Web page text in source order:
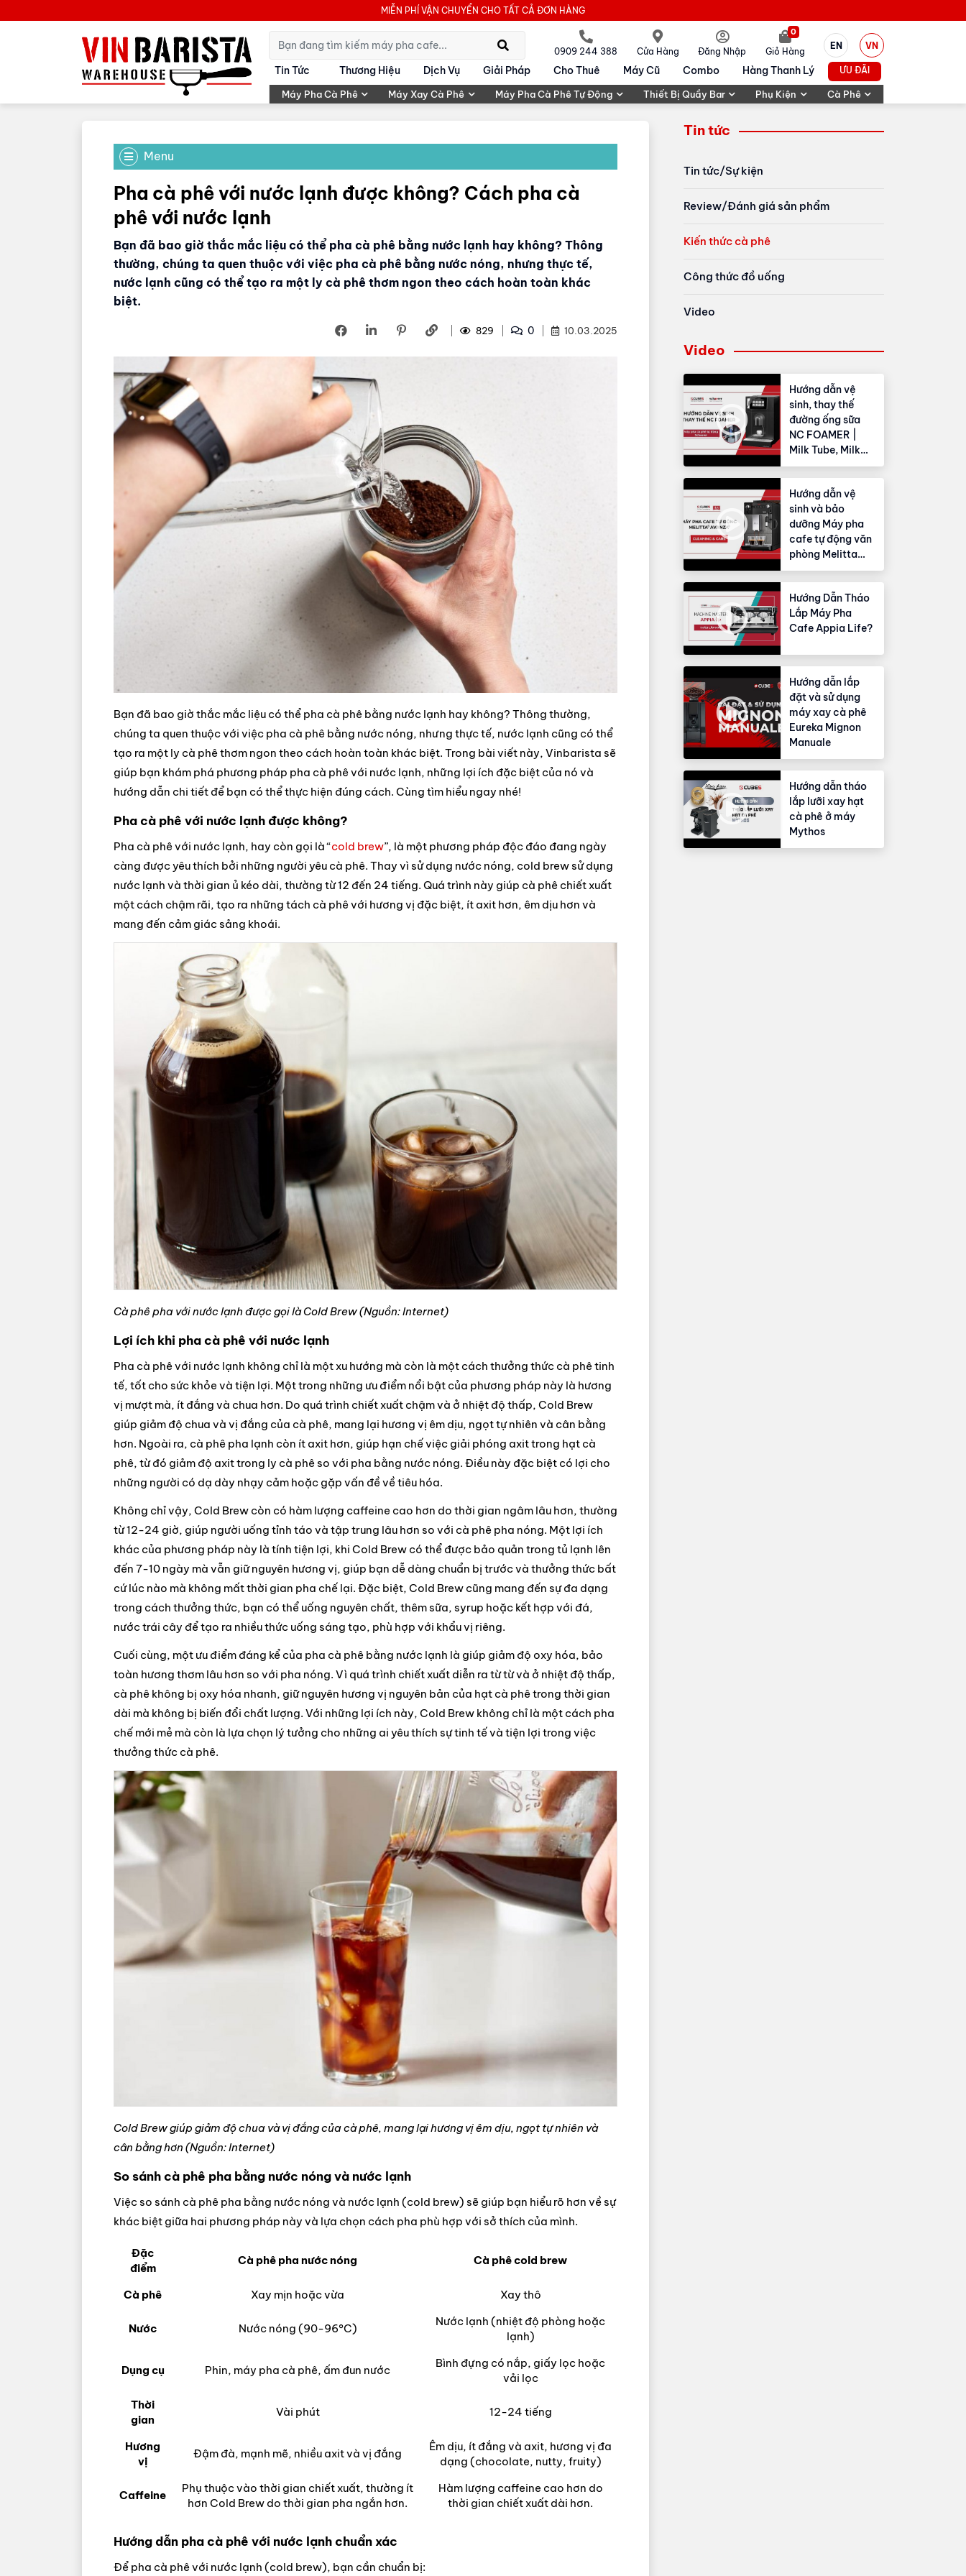
MIỄN PHÍ VẬN CHUYỂN CHO TẤT CẢ ĐƠN HÀNG
0909 244 388 Cửa Hàng Đăng Nhập Giỏ Hàng
0
EN VN
Tin Tức Thương Hiệu Dịch Vụ Giải Pháp Cho Thuê Máy Cũ Combo Hàng Thanh Lý ƯU ĐÃI
Máy Pha Cà Phê Máy Xay Cà Phê Máy Pha Cà Phê Tự Động Thiết Bị Quầy Bar Phụ Kiện Cà Phê
Menu
Pha cà phê với nước lạnh được không? Cách pha cà
phê với nước lạnh
Bạn đã bao giờ thắc mắc liệu có thể pha cà phê bằng nước lạnh hay không? Thông
thường, chúng ta quen thuộc với việc pha cà phê bằng nước nóng, nhưng thực tế,
nước lạnh cũng có thể tạo ra một ly cà phê thơm ngon theo cách hoàn toàn khác
biệt.
829 0 10.03.2025
Bạn đã bao giờ thắc mắc liệu có thể pha cà phê bằng nước lạnh hay không? Thông thường,
chúng ta quen thuộc với việc pha cà phê bằng nước nóng, nhưng thực tế, nước lạnh cũng có thể
tạo ra một ly cà phê thơm ngon theo cách hoàn toàn khác biệt. Trong bài viết này, Vinbarista sẽ
giúp bạn khám phá phương pháp pha cà phê với nước lạnh, những lợi ích đặc biệt của nó và
hướng dẫn chi tiết để bạn có thể thực hiện đúng cách. Cùng tìm hiểu ngay nhé!
Pha cà phê với nước lạnh được không?
Pha cà phê với nước lạnh, hay còn gọi là “cold brew”, là một phương pháp độc đáo đang ngày
càng được yêu thích bởi những người yêu cà phê. Thay vì sử dụng nước nóng, cold brew sử dụng
nước lạnh và thời gian ủ kéo dài, thường từ 12 đến 24 tiếng. Quá trình này giúp cà phê chiết xuất
một cách chậm rãi, tạo ra những tách cà phê với hương vị đặc biệt, ít axit hơn, êm dịu hơn và
mang đến cảm giác sảng khoái.
Cà phê pha với nước lạnh được gọi là Cold Brew (Nguồn: Internet)
Lợi ích khi pha cà phê với nước lạnh
Pha cà phê với nước lạnh không chỉ là một xu hướng mà còn là một cách thưởng thức cà phê tinh
tế, tốt cho sức khỏe và tiện lợi. Một trong những ưu điểm nổi bật của phương pháp này là hương
vị mượt mà, ít đắng và chua hơn. Do quá trình chiết xuất chậm và ở nhiệt độ thấp, Cold Brew
giúp giảm độ chua và vị đắng của cà phê, mang lại hương vị êm dịu, ngọt tự nhiên và cân bằng
hơn. Ngoài ra, cà phê pha lạnh còn ít axit hơn, giúp hạn chế việc giải phóng axit trong hạt cà
phê, từ đó giảm độ axit trong ly cà phê so với pha bằng nước nóng. Điều này đặc biệt có lợi cho
những người có dạ dày nhạy cảm hoặc gặp vấn đề về tiêu hóa.
Không chỉ vậy, Cold Brew còn có hàm lượng caffeine cao hơn do thời gian ngâm lâu hơn, thường
từ 12-24 giờ, giúp người uống tỉnh táo và tập trung lâu hơn so với cà phê pha nóng. Một lợi ích
khác của phương pháp này là tính tiện lợi, khi Cold Brew có thể được bảo quản trong tủ lạnh lên
đến 7-10 ngày mà vẫn giữ nguyên hương vị, giúp bạn dễ dàng chuẩn bị trước và thưởng thức bất
cứ lúc nào mà không mất thời gian pha chế lại. Đặc biệt, Cold Brew cũng mang đến sự đa dạng
trong cách thưởng thức, bạn có thể uống nguyên chất, thêm sữa, syrup hoặc kết hợp với đá,
nước trái cây để tạo ra nhiều thức uống sáng tạo, phù hợp với khẩu vị riêng.
Cuối cùng, một ưu điểm đáng kể của pha cà phê bằng nước lạnh là giúp giảm độ oxy hóa, bảo
toàn hương thơm lâu hơn so với pha nóng. Vì quá trình chiết xuất diễn ra từ từ và ở nhiệt độ thấp,
cà phê không bị oxy hóa nhanh, giữ nguyên hương vị nguyên bản của hạt cà phê trong thời gian
dài mà không bị biến đổi chất lượng. Với những lợi ích này, Cold Brew không chỉ là một cách pha
chế mới mẻ mà còn là lựa chọn lý tưởng cho những ai yêu thích sự tinh tế và tiện lợi trong việc
thưởng thức cà phê.
Cold Brew giúp giảm độ chua và vị đắng của cà phê, mang lại hương vị êm dịu, ngọt tự nhiên và
cân bằng hơn (Nguồn: Internet)
So sánh cà phê pha bằng nước nóng và nước lạnh
Việc so sánh cà phê pha bằng nước nóng và nước lạnh (cold brew) sẽ giúp bạn hiểu rõ hơn về sự
khác biệt giữa hai phương pháp này và lựa chọn cách pha phù hợp với sở thích của mình.
Đặc
điểm
Cà phê pha nước nóng Cà phê cold brew
Cà phê Xay mịn hoặc vừa Xay thô
Nước Nước nóng (90-96°C)
Nước lạnh (nhiệt độ phòng hoặc
lạnh)
Dụng cụ Phin, máy pha cà phê, ấm đun nước
Bình đựng có nắp, giấy lọc hoặc
vải lọc
Thời
gian
Vài phút 12-24 tiếng
Hương
vị
Đậm đà, mạnh mẽ, nhiều axit và vị đắng
Êm dịu, ít đắng và axit, hương vị đa
dạng (chocolate, nutty, fruity)
Caffeine
Phụ thuộc vào thời gian chiết xuất, thường ít
hơn Cold Brew do thời gian pha ngắn hơn.
Hàm lượng caffeine cao hơn do
thời gian chiết xuất dài hơn.
Hướng dẫn pha cà phê với nước lạnh chuẩn xác
Để pha cà phê với nước lạnh (cold brew), bạn cần chuẩn bị:
Tin tức
Tin tức/Sự kiện
Review/Đánh giá sản phẩm
Kiến thức cà phê
Công thức đồ uống
Video
Video
Hướng dẫn vệ
sinh, thay thế
đường ống sữa
NC FOAMER |
Milk Tube, Milk
Hose
Hướng dẫn vệ
sinh và bảo
dưỡng Máy pha
cafe tự động văn
phòng Melitta
Avanza®
Hướng Dẫn Tháo
Lắp Máy Pha
Cafe Appia Life?
Hướng dẫn lắp
đặt và sử dụng
máy xay cà phê
Eureka Mignon
Manuale
Hướng dẫn tháo
lắp lưỡi xay hạt
cà phê ở máy
Mythos